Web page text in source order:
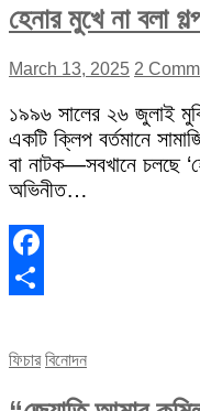
হেনার মুখে না বলা
March 13, 2025 2
১৯৯৬ সালের ২৬ জুলাই
একটি ক্লিপ বর্তমানে
বা নাটক—সবখানে চলছে
অভিনীত…
Facebook
ফিচার বিনোদন